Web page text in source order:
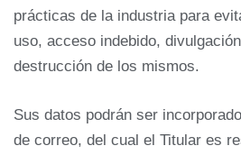
prácticas de la industria para
uso, acceso indebido,
destrucción de los mismos.
Sus datos podrán ser
de correo, del cual el Titular es